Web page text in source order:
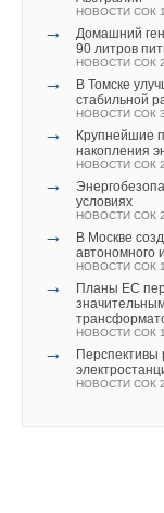
НОВОСТИ СОК
→
Домашний
90 литров
НОВОСТИ СОК
→
В Томске
стабильной
НОВОСТИ СОК
→
Крупнейшие
накопления
НОВОСТИ СОК
→
условиях
НОВОСТИ СОК
→
В Москве
автономного
НОВОСТИ СОК
→
Планы ЕС
НОВОСТИ СОК
→
Перспективы
НОВОСТИ СОК
Высокую оценку
место на премии
и рациональное
наибольший
интерфейс,
возможность
или планшетный
«Мы расцениваем
области
гордимся тем,
довольно
Эневолдсен (Lars
Grundfos,
→ Шум в
ЖУРНАЛ СОК
Склеивание
НОВОСТИ СОК
46 тысяч м3
→
Концерн
России
→ Армаселль
НОВОСТИ СОК
→ Новый
НОВОСТИ СОК
Вызов и
СО2
ЖУРНАЛ СОК
Новый
ЖУРНАЛ СОК
→ Aqua-
ЖУРНАЛ СОК
Достоинства